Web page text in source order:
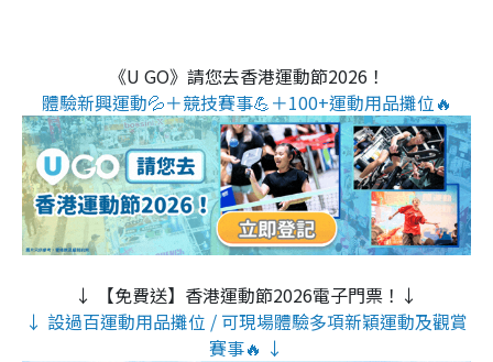
《U GO》請您去香港運動節2026！
體驗新興運動💦＋競技賽事💪＋100+運動用品攤位🔥
↓ 【免費送】香港運動節2026電子門票！↓
↓ 設過百運動用品攤位 / 可現場體驗多項新穎運動及觀賞
賽事🔥 ↓